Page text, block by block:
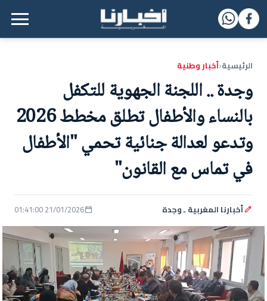
القائمة الرئيسية
الرئيسية‹أخبار وطنية
وجدة .. اللجنة الجهوية للتكفل
بالنساء والأطفال تطلق مخطط 2026
وتدعو لعدالة جنائية تحمي "الأطفال
في تماس مع القانون"
أخبارنا المغربية ـ وجدة 21/01/2026 01:41:00